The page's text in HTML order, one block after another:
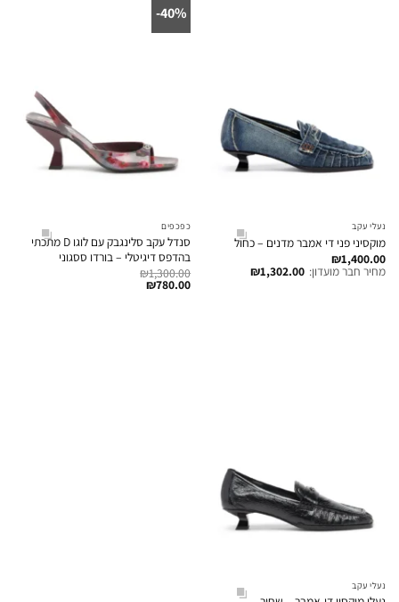
נעלי עקב
מוקסיני פני די אמבר מדנים – כחול
₪1,400.00
מחיר חבר מועדון: ₪1,302.00
40%-
כפכפים
סנדל עקב סלינגבק עם לוגו D מתכתי
בהדפס דיגיטלי – בורדו ססגוני
₪1,300.00
₪780.00
נעלי עקב